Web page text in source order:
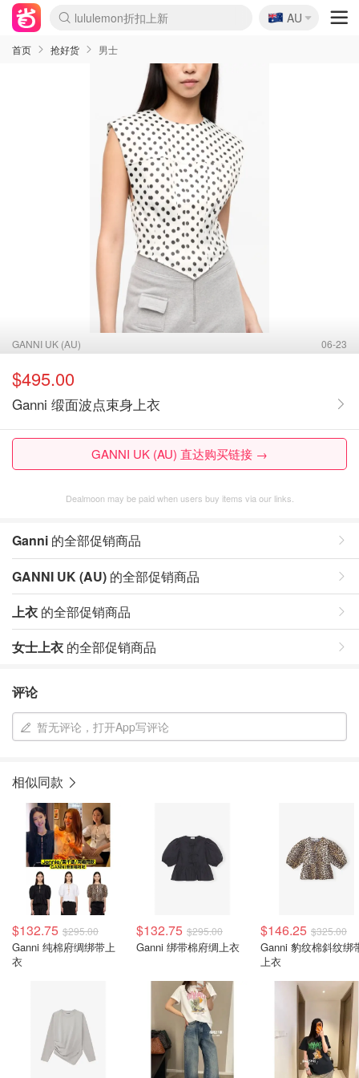
lululemon折扣上新
Sasa美妆护肤3.5折
SSENSE年中2.5折
FreshBeauty好价汇总
Cettire降价+叠9折
WWS Coles超市实拍
viagogo二手票捡漏
Myer折扣汇总
The Outnet奢牌1折起
David Jones 3折起
Flannels大牌1折
Perfumes Club护肤1折
AMIRO面罩$251
Amazon折扣汇总
eToro入金$200送$50
Amazon数码好物
ICONIC本周7.5折
ThedoubleF高奢地板价
Moose Knuckles 6折
EUFY摄像头$98
Selenichast首饰2折
Trip机票酒店促销
YSL送5件彩妆礼
Amazon家居好物
Amazon美妆护肤
雅漾大喷$8
过敏原检测盒$33
科颜氏高保湿面霜$29
SEALIFE海洋馆门票6折
丝塔芙大白罐$16
订阅Newsletter送香薰
Cult Beauty 6.8折
Harrods圣诞日历$525
LN-CC奢牌私促3折
d'Alba空姐喷雾$16
EVE LOM套装£56
Bernardelli独家4折
Adore Beauty 6折起
CT圣诞日历
Mytheresa奢品2.7折
Luxury Escapes 9折
Currentbody美容仪$881
MOON Garden Live
Roborock扫地机$649
Tingo Life水杯$24
Valentino官网5折
CR洗护套装$23
修丽可4件套$159
GANNI官网4.5折
Stylevana韩妆4折
Tessabit高奢8.5折
OGX洗发水$11
Amazon阿德莱德次日达
卡诗8.5折+赠礼
Philips Hue灯具8折
La Mer送8件礼值$529
🇦🇺
AU
首页 抢好货 男士
GANNI UK (AU) 06-23
$495.00
Ganni 缎面波点束身上衣
GANNI UK (AU) 直达购买链接 →
Dealmoon may be paid when users buy items via our links.
Ganni 的全部促销商品
GANNI UK (AU) 的全部促销商品
上衣 的全部促销商品
女士上衣 的全部促销商品
评论
暂无评论，打开App写评论
相似同款
$132.75 $295.00
Ganni 纯棉府绸绑带上
衣
$132.75 $295.00
Ganni 绑带棉府绸上衣
$146.25 $325.00
Ganni 豹纹棉斜纹绑
上衣